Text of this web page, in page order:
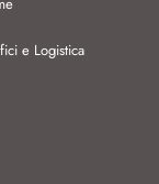
e Logistica